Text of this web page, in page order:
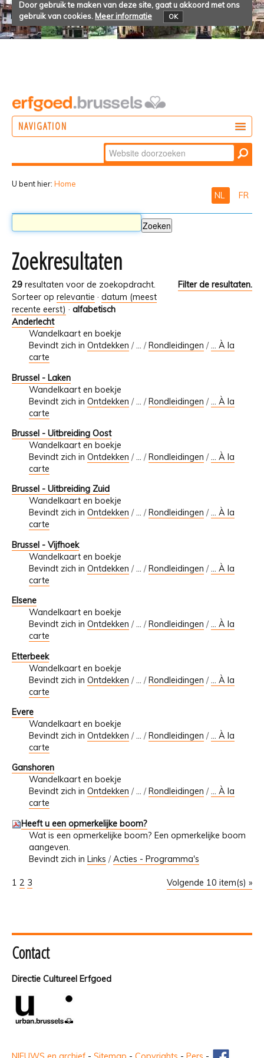
Door gebruik te maken van deze site, gaat u akkoord met ons
gebruik van cookies. Meer informatie OK
NAVIGATION
Zoek
Geavanceerd
U bent hier: Home
NL FR
Zoekresultaten
29 resultaten voor de zoekopdracht.
Filter de resultaten.
Sorteer op relevantie · datum (meest
recente eerst) · alfabetisch
Anderlecht
Wandelkaart en boekje
Bevindt zich in Ontdekken /… /Rondleidingen /... À la
carte
Brussel - Laken
Wandelkaart en boekje
Bevindt zich in Ontdekken /… /Rondleidingen /... À la
carte
Brussel - Uitbreiding Oost
Wandelkaart en boekje
Bevindt zich in Ontdekken /… /Rondleidingen /... À la
carte
Brussel - Uitbreiding Zuid
Wandelkaart en boekje
Bevindt zich in Ontdekken /… / Rondleidingen /... À la
carte
Brussel - Vijfhoek
Wandelkaart en boekje
Bevindt zich in Ontdekken /… /Rondleidingen /... À la
carte
Elsene
Wandelkaart en boekje
Bevindt zich in Ontdekken /… /Rondleidingen /... À la
carte
Etterbeek
Wandelkaart en boekje
Bevindt zich in Ontdekken / /Rondleidingen /
... À la
carte
Evere
Wandelkaart en boekje
Bevindt zich in Ontdekken /… /Rondleidingen /... À la
carte
Ganshoren
Wandelkaart en boekje
Bevindt zich in Ontdekken /… / Rondleidingen /... À la
carte
Heeft u een opmerkelijke boom?
Wat is een opmerkelijke boom? Een opmerkelijke boom
aangeven.
Bevindt zich in Links /Acties - Programma's
Volgende 10 item(s) »
1 2 3
Contact
Directie Cultureel Erfgoed